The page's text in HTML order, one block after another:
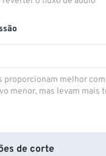
proporcionam melhor
menor, mas levam mais
de corte